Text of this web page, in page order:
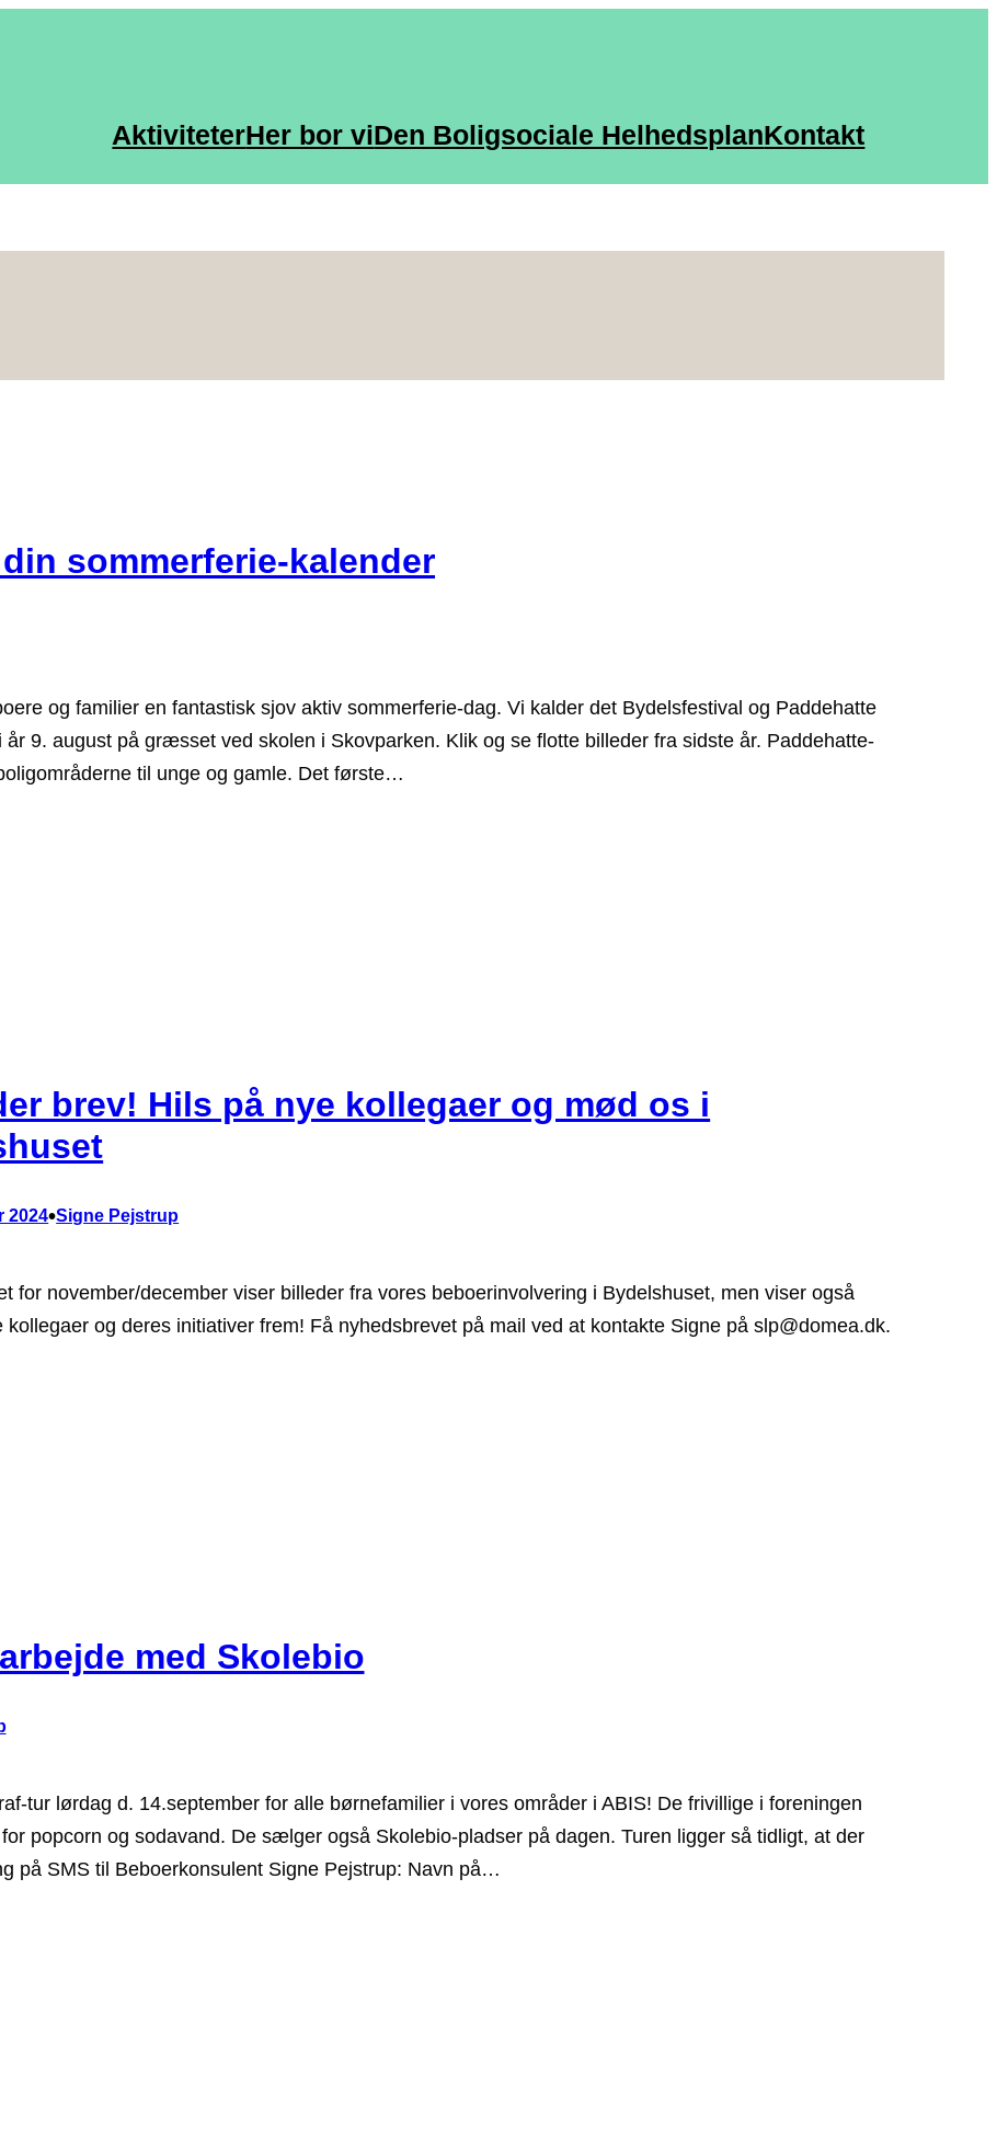
AktiviteterHer bor viDen Boligsociale HelhedsplanKontakt
sommerferie-kalender
og familier en fantastisk sjov aktiv sommerferie-dag. Vi kalder det Bydelsfestival og Paddehatte
9. august på græsset ved skolen i Skovparken. Klik og se flotte billeder fra sidste år. Paddehatte-
til unge og gamle. Det første…
brev! Hils på nye kollegaer og mød os i
2024•Signe Pejstrup
for november/december viser billeder fra vores beboerinvolvering i Bydelshuset, men viser også
kollegaer og deres initiativer frem! Få nyhedsbrevet på mail ved at kontakte Signe på slp@domea.dk.
med Skolebio
tur lørdag d. 14.september for alle børnefamilier i vores områder i ABIS! De frivillige i foreningen
popcorn og sodavand. De sælger også Skolebio-pladser på dagen. Turen ligger så tidligt, at der
på SMS til Beboerkonsulent Signe Pejstrup: Navn på…